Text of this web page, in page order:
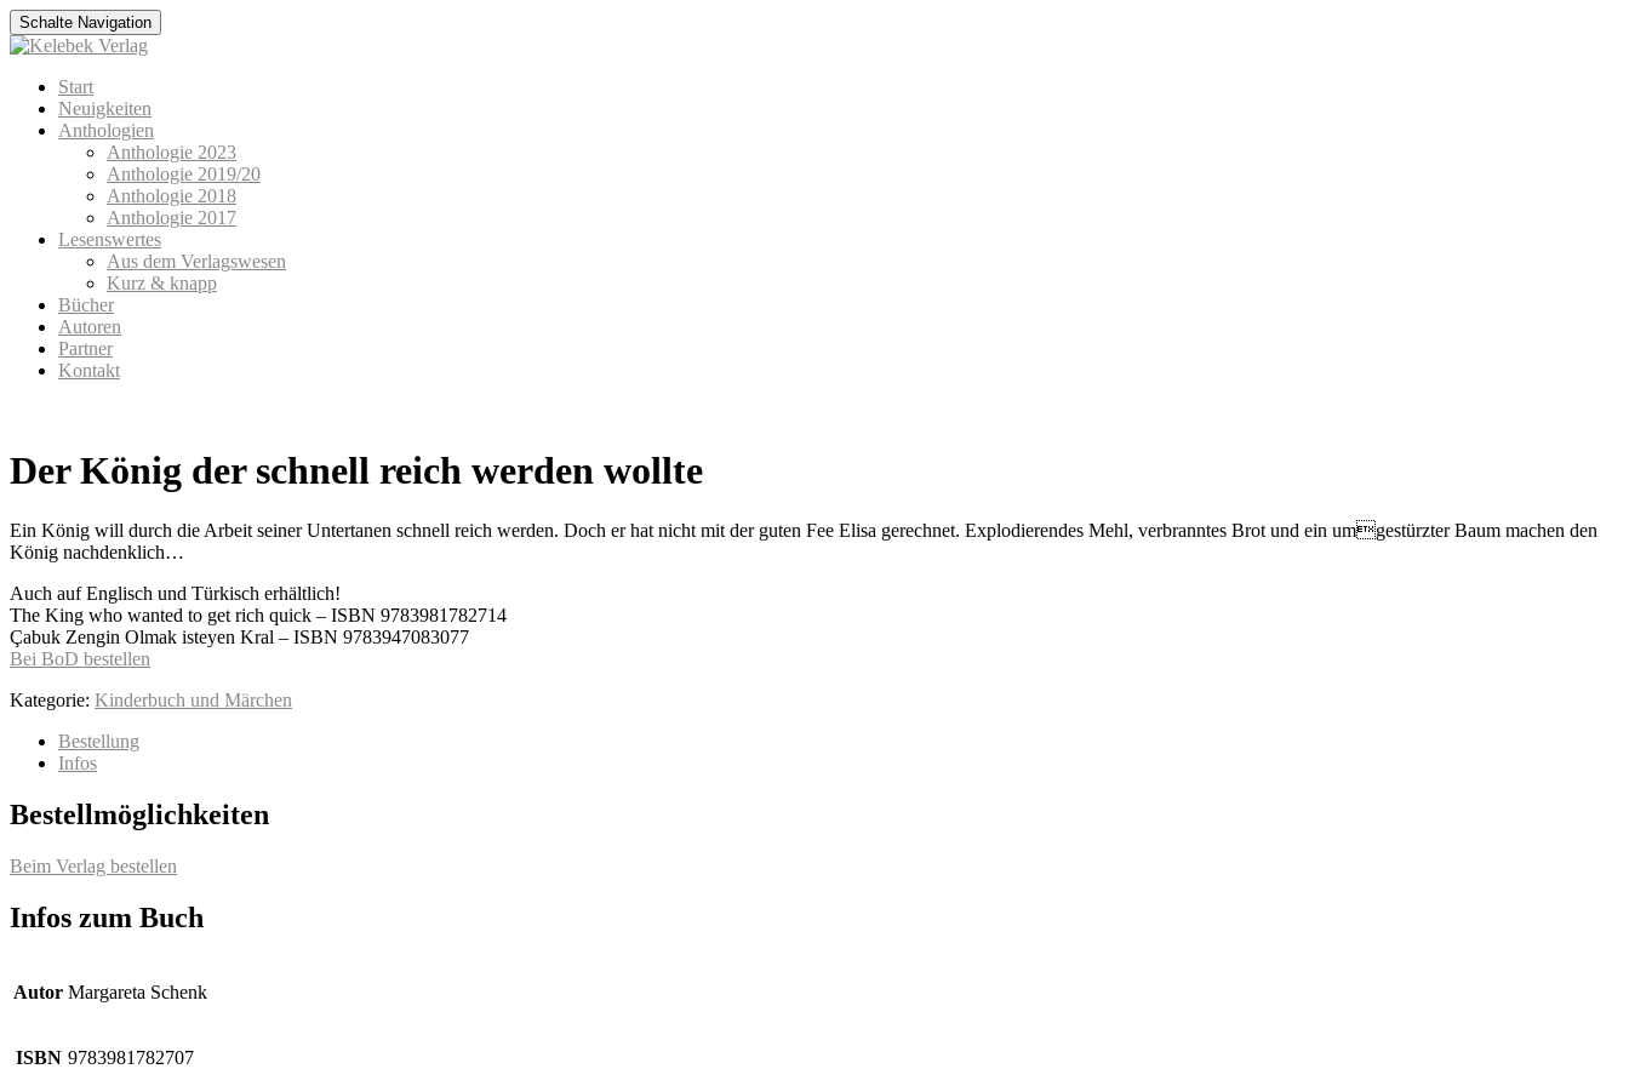
Schalte Navigation
Zum
Inhalt
springen
Start
Neuigkeiten
Anthologien
Anthologie 2023
Anthologie 2019/20
Anthologie 2018
Anthologie 2017
Lesenswertes
Aus dem Verlagswesen
Kurz & knapp
Bücher
Autoren
Partner
Kontakt
Der König der schnell reich werden wollte
Ein König will durch die Arbeit seiner Untertanen schnell reich werden. Doch er hat nicht mit der guten Fee Elisa gerechnet. Explodierendes Mehl, verbranntes Brot und ein umgestürzter Baum machen den
König nachdenklich…
Auch auf Englisch und Türkisch erhältlich!
The King who wanted to get rich quick – ISBN 9783981782714
Çabuk Zengin Olmak isteyen Kral – ISBN 9783947083077
Bei BoD bestellen
Kategorie: Kinderbuch und Märchen
Bestellung
Infos
Bestellmöglichkeiten
Beim Verlag bestellen
Infos zum Buch
Autor Margareta Schenk
ISBN 9783981782707